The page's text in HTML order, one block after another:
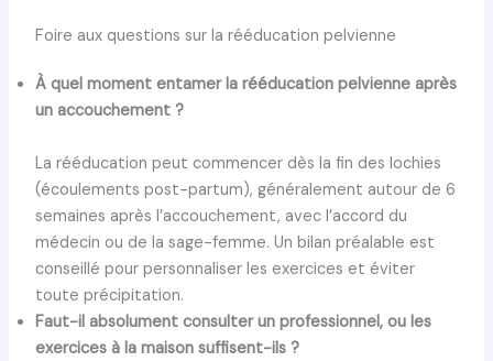
Foire aux questions sur la rééducation pelvienne
À quel moment entamer la rééducation pelvienne après
un accouchement ?
La rééducation peut commencer dès la fin des lochies
(écoulements post-partum), généralement autour de 6
semaines après l’accouchement, avec l’accord du
médecin ou de la sage-femme. Un bilan préalable est
conseillé pour personnaliser les exercices et éviter
toute précipitation.
Faut-il absolument consulter un professionnel, ou les
exercices à la maison suffisent-ils ?